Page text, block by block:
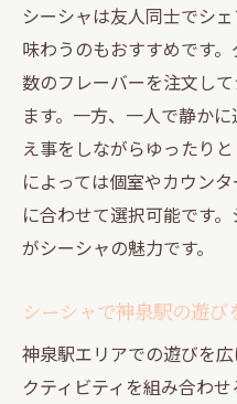
初心者が安心で
シーシャ初心者
法
初めてのシーシ
初心者におす
渋谷エリアでシーシ
渋谷でシーシャ
体験
渋谷エリアのシ
シーシャカフェ
シーシャは友人同士でシ
味わうのもおすすめです
数のフレーバーを注文し
ます。一方、一人で静か
え事をしながらゆったり
によっては個室やカウン
に合わせて選択可能です
がシーシャの魅力です。
シーシャで神泉駅の遊
神泉駅エリアでの遊びを
クティビティを組み合わ